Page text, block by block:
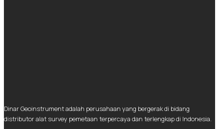
Dinar Geoinstrument adalah perusahaan yang bergerak di bidang
distributor alat survey pemetaan terpercaya dan terlengkap di Indonesia.